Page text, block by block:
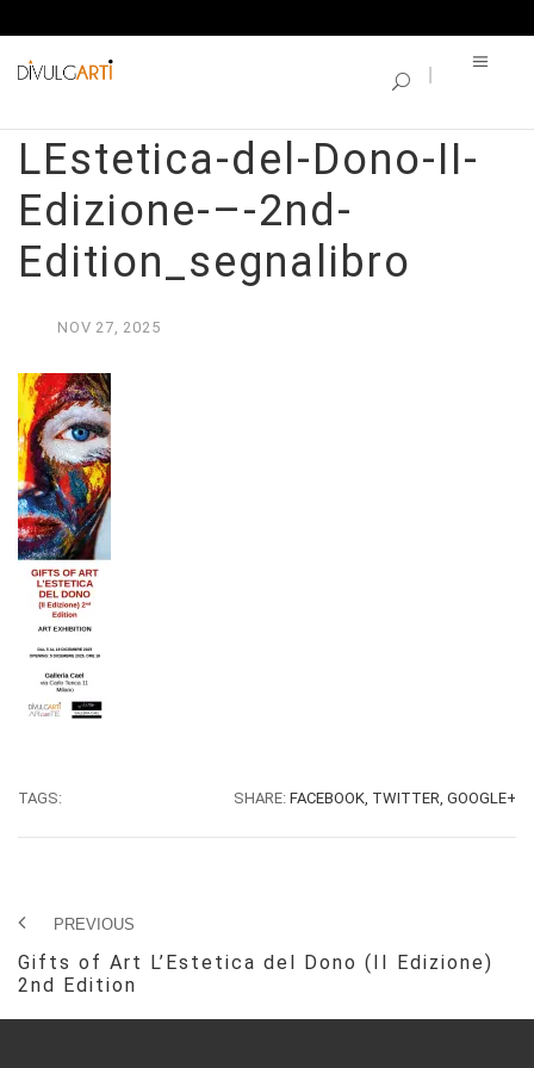
LEstetica-del-Dono-II-
Edizione-–-2nd-
Edition_segnalibro
NOV 27, 2025
TAGS: SHARE: FACEBOOK, TWITTER, GOOGLE+
PREVIOUS
Gifts of Art L’Estetica del Dono (II Edizione)
2nd Edition